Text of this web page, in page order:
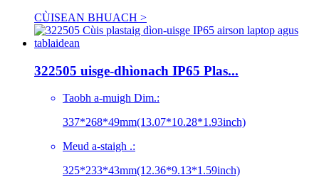
CÙISEAN BHUACH >
322505 uisge-dhìonach IP65 Plas...
Taobh a-muigh Dim.:
337*268*49mm(13.07*10.28*1.93inch)
Meud a-staigh .:
325*233*43mm(12.36*9.13*1.59inch)